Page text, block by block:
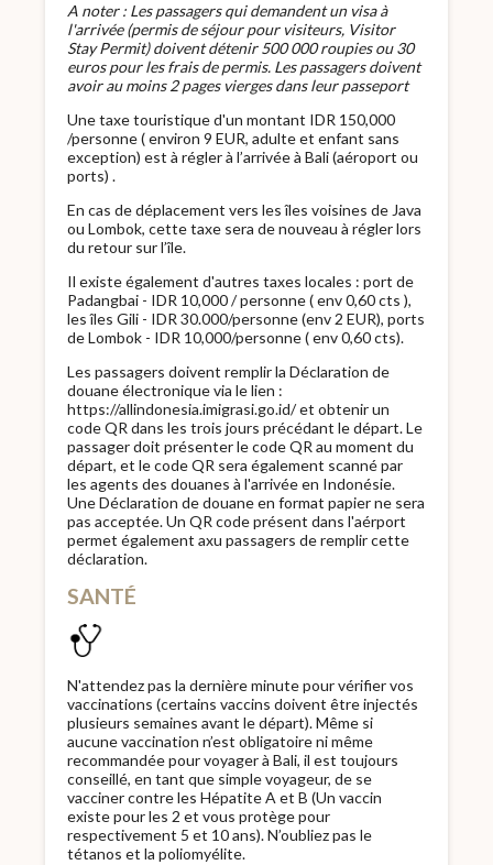
A noter : Les passagers qui demandent un visa à
l'arrivée (permis de séjour pour visiteurs, Visitor
Stay Permit) doivent détenir 500 000 roupies ou 30
euros pour les frais de permis. Les passagers doivent
avoir au moins 2 pages vierges dans leur passeport
Une taxe touristique d'un montant IDR 150,000
/personne ( environ 9 EUR, adulte et enfant sans
exception) est à régler à l’arrivée à Bali (aéroport ou
ports) .
En cas de déplacement vers les îles voisines de Java
ou Lombok, cette taxe sera de nouveau à régler lors
du retour sur l’île.
Il existe également d'autres taxes locales : port de
Padangbai - IDR 10,000 / personne ( env 0,60 cts ),
les îles Gili - IDR 30.000/personne (env 2 EUR), ports
de Lombok - IDR 10,000/personne ( env 0,60 cts).
Les passagers doivent remplir la Déclaration de
douane électronique via le lien :
https://allindonesia.imigrasi.go.id/ et obtenir un
code QR dans les trois jours précédant le départ. Le
passager doit présenter le code QR au moment du
départ, et le code QR sera également scanné par
les agents des douanes à l'arrivée en Indonésie.
Une Déclaration de douane en format papier ne sera
pas acceptée. Un QR code présent dans l'aérport
permet également axu passagers de remplir cette
déclaration.
SANTÉ
N'attendez pas la dernière minute pour vérifier vos
vaccinations (certains vaccins doivent être injectés
plusieurs semaines avant le départ). Même si
aucune vaccination n’est obligatoire ni même
recommandée pour voyager à Bali, il est toujours
conseillé, en tant que simple voyageur, de se
vacciner contre les Hépatite A et B (Un vaccin
existe pour les 2 et vous protège pour
respectivement 5 et 10 ans). N’oubliez pas le
tétanos et la poliomyélite.